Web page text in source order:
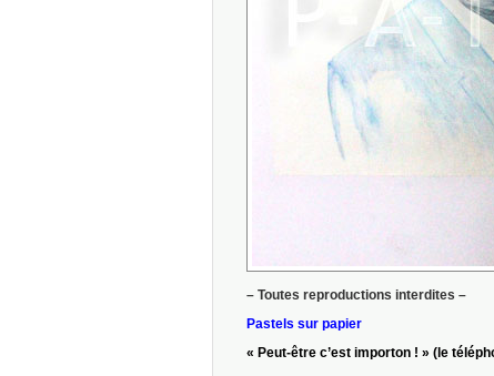
– Toutes reproductions interdites –
Pastels sur papier
« Peut-être c’est importon ! » (le